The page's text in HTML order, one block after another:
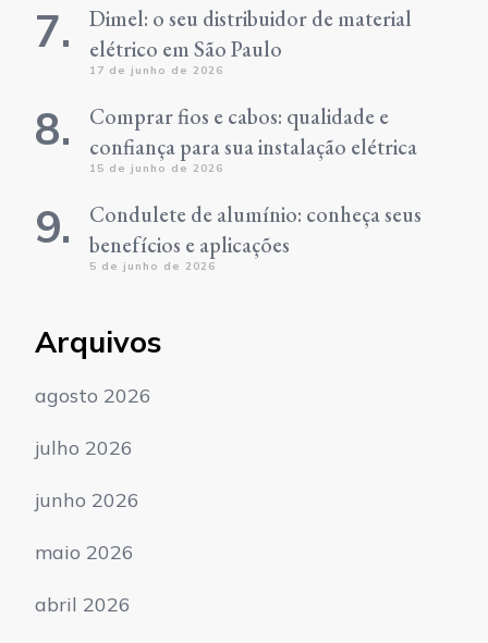
Dimel: o seu distribuidor de material
elétrico em São Paulo
17 de junho de 2026
Comprar fios e cabos: qualidade e
confiança para sua instalação elétrica
15 de junho de 2026
Condulete de alumínio: conheça seus
benefícios e aplicações
5 de junho de 2026
Arquivos
agosto 2026
julho 2026
junho 2026
maio 2026
abril 2026